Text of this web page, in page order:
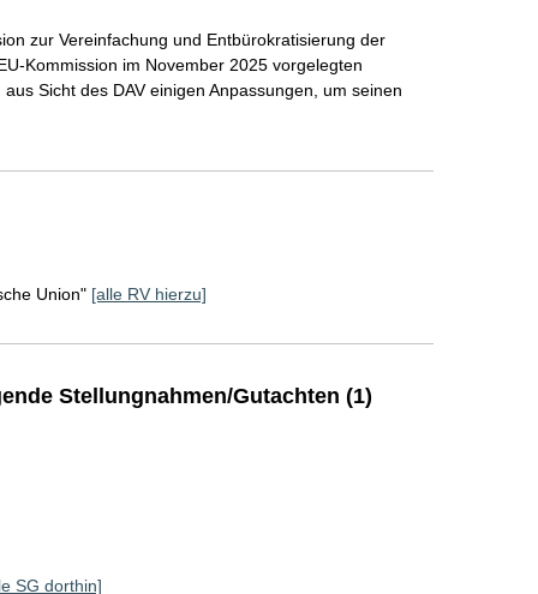
zur Vereinfachung und Entbürokratisierung der
Kommission im November 2025 vorgelegten
Sicht des DAV einigen Anpassungen, um seinen
Union" [alle RV hierzu]
Stellungnahmen/Gutachten (1)
SG dorthin]